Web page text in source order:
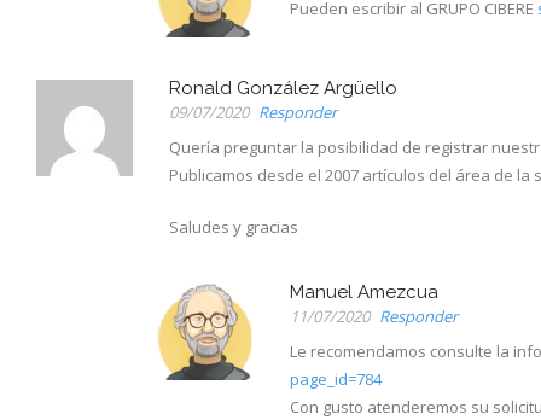
Pueden escribir al GRUPO CIBERE
Ronald González Argüello
09/07/2020 Responder
Quería preguntar la posibilidad de registrar
Publicamos desde el 2007 artículos del área de
Saludes y gracias
Manuel Amezcua
11/07/2020 Responder
Le recomendamos consulte la
page_id=784
Con gusto atenderemos su